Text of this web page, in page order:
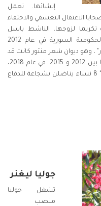
إنشائها. تعمل
الاعتقال التعسفي والاختفاء
لزوجها، الناشط باسل
خرطبيل الصفدي، الذي اعتقلته القوات الحكومية السورية في عام 2012
"في الانتظار" ، وهو ديوان شعر منثور كانت قد
كتبته إلى زوجها خلال احتجازه في الفترة ما بين 2012 و 2015. في عام 2018،
صنفت منظمة العفو الدولية نورا من بين " 8 نساء يناضلن بشجاعة للدفاع
جوليا ليغنر
تشغل جوليا
منصب